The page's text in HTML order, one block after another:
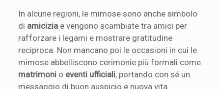
In alcune regioni, le mimose sono anche simbolo
di amicizia e vengono scambiate tra amici per
rafforzare i legami e mostrare gratitudine
reciproca. Non mancano poi le occasioni in cui le
mimose abbelliscono cerimonie più formali come
matrimoni o eventi ufficiali, portando con sé un
messaggio di buon auspicio e nuova vita.